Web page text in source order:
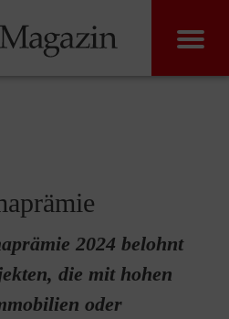
2024 belohnt
die mit hohen
oder